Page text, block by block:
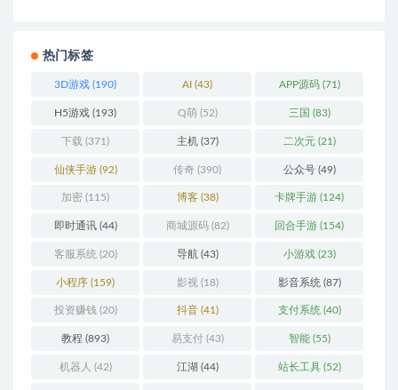
热门标签
3D游戏 (190) AI (43) APP源码(71)
H5游戏 (193) Q萌(52) 三国 (83)
下载 (371) 主机(37) 二次元(21)
仙侠手游(92) 传奇 (390) 公众号(49)
加密 (115) 博客(38) 卡牌手游 (124)
即时通讯(44) 商城源码(82) 回合手游 (154)
客服系统 (20) 导航(43) 小游戏(23)
小程序 (159) 影视(18) 影音系统 (87)
投资赚钱 (20) 抖音(41) 支付系统 (40)
教程 (893) 易支付(43) 智能(55)
机器人 (42) 江湖 (44) 站长工具(52)